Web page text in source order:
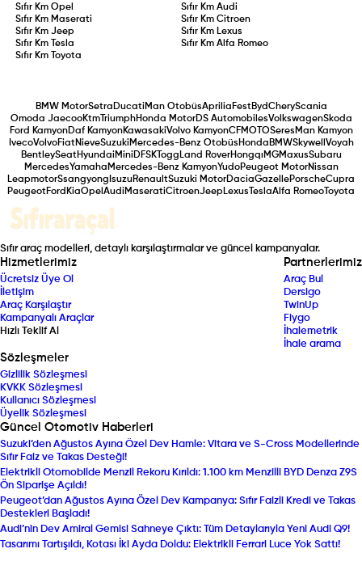
Sıfır KmOpel Sıfır Km Audi
Sıfır Km Maserati Sıfır Km Citroen
Sıfır KmJeep Sıfır Km Lexus
Sıfır Km
Tesla Sıfır Km Alfa Romeo
Sıfır Km
Toyota
BMW MotorSetra Ducati Man OtobüsAprilia FestBydCheryScania
Omoda JaecooKtmTriumphHonda MotorDS AutomobilesVolkswagenSkoda
Ford KamyonDaf KamyonKawasakiVolvo KamyonCFMOTOSeres Man Kamyon
IvecoVolvoFiatNieveSuzuki Mercedes-Benz Otobüs Honda BMWSkywell Voyah
BentleySeatHyundai Mini DFSKTogg Land RoverHongqı MGMaxusSubaru
MercedesYamaha Mercedes-Benz KamyonYudoPeugeot MotorNissan
LeapmotorSsangyong IsuzuRenaultSuzuki MotorDaciaGazellePorscheCupra
PeugeotFord KiaOpel Audi MaseratiCitroenJeep Lexus TeslaAlfa Romeo Toyota
Sıfır araç modelleri, detaylı karşılaştırmalar ve güncel kampanyalar.
Hizmetlerimiz
Ücretsiz Üye Ol
İletişim
Araç Karşılaştır
Kampanyalı Araçlar
Hızlı Teklif Al
Partnerlerimiz
Araç Bul
Dersigo
TwinUp
Fiygo
İhalemetrik
İhale arama
Sözleşmeler
Gizlilik Sözleşmesi
KVKK Sözleşmesi
Kullanıcı Sözleşmesi
Üyelik Sözleşmesi
Güncel Otomotiv Haberleri
Suzuki’den Ağustos Ayına Özel Dev Hamle: Vitara ve S-Cross Modellerinde
Sıfır Faiz ve Takas Desteği!
Elektrikli Otomobilde Menzil Rekoru Kırıldı: 1.100 km Menzilli BYD Denza Z9S
Ön Siparişe Açıldı!
Peugeot’dan Ağustos Ayına Özel Dev Kampanya: Sıfır Faizli Kredi ve Takas
Destekleri Başladı!
Audi’nin Dev Amiral Gemisi Sahneye Çıktı: Tüm Detaylarıyla Yeni Audi Q9!
Tasarımı Tartışıldı, Kotası İki Ayda Doldu: Elektrikli Ferrari Luce Yok Sattı!